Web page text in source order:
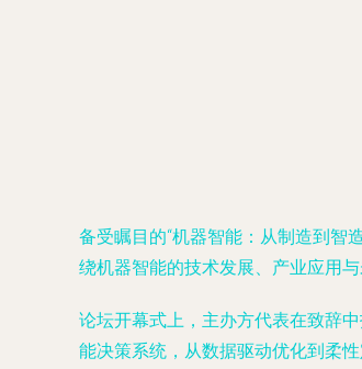
备受瞩目的“机器智能：从制造到智
绕机器智能的技术发展、产业应用
论坛开幕式上，主办方代表在致辞
能决策系统，从数据驱动优化到柔